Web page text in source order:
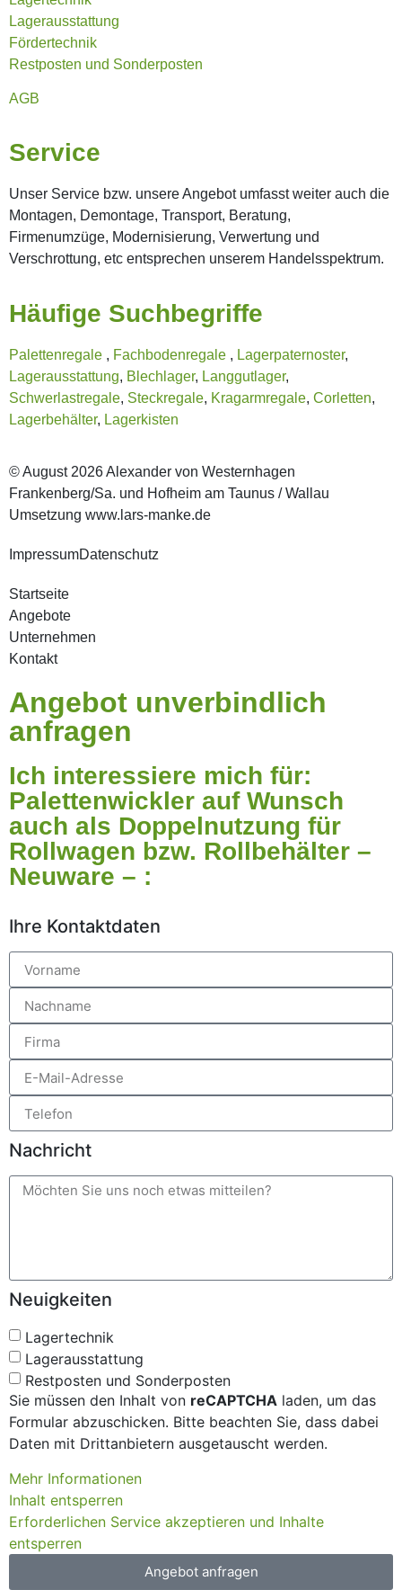
Lagerausstattung
Fördertechnik
Restposten und Sonderposten
AGB
Service
Unser Service bzw. unsere Angebot umfasst weiter auch die
Montagen, Demontage, Transport, Beratung,
Firmenumzüge, Modernisierung, Verwertung und
Verschrottung, etc entsprechen unserem Handelsspektrum.
Häufige Suchbegriffe
Palettenregale , Fachbodenregale , Lagerpaternoster,
Lagerausstattung, Blechlager, Langgutlager,
Schwerlastregale, Steckregale, Kragarmregale, Corletten,
Lagerbehälter, Lagerkisten
© August 2026 Alexander von Westernhagen
Frankenberg/Sa. und Hofheim am Taunus / Wallau
Umsetzung www.lars-manke.de
ImpressumDatenschutz
Startseite
Angebote
Unternehmen
Kontakt
Angebot unverbindlich
anfragen
Ich interessiere mich für:
Palettenwickler auf Wunsch
auch als Doppelnutzung für
Rollwagen bzw. Rollbehälter –
Neuware – :
Ihre Kontaktdaten
Nachricht
Neuigkeiten
Lagertechnik
Lagerausstattung
Restposten und Sonderposten
Sie müssen den Inhalt von reCAPTCHA laden, um das
Formular abzuschicken. Bitte beachten Sie, dass dabei
Daten mit Drittanbietern ausgetauscht werden.
Mehr Informationen
Inhalt entsperren
Erforderlichen Service akzeptieren und Inhalte
entsperren
Angebot anfragen